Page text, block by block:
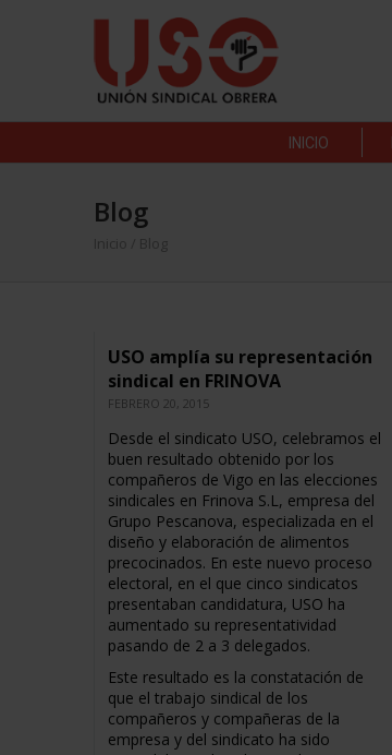
INICIO
Blog
Inicio / Blog
USO amplía su representación
sindical en FRINOVA
FEBRERO 20, 2015
Desde el sindicato USO, celebramos el
buen resultado obtenido por los
compañeros de Vigo en las elecciones
sindicales en Frinova S.L, empresa del
Grupo Pescanova, especializada en el
diseño y elaboración de alimentos
precocinados. En este nuevo proceso
electoral, en el que cinco sindicatos
presentaban candidatura, USO ha
aumentado su representatividad
pasando de 2 a 3 delegados.
Este resultado es la constatación de
que el trabajo sindical de los
compañeros y compañeras de la
empresa y del sindicato ha sido